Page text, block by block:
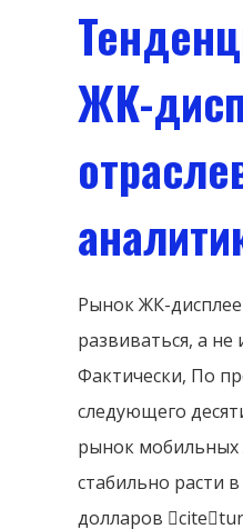
ЖК-
Рынок ЖК-
развиваться, а не
Фактически, По
следующего
рынок мобильных
стабильно расти
долларов